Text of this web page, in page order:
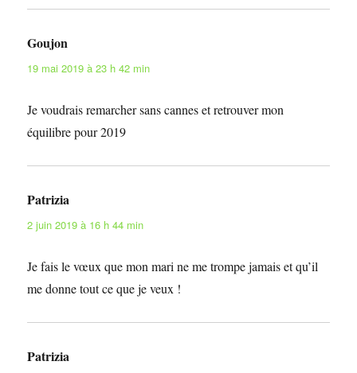
Goujon
19 mai 2019 à 23 h 42 min
Je voudrais remarcher sans cannes et retrouver mon
équilibre pour 2019
Patrizia
2 juin 2019 à 16 h 44 min
Je fais le vœux que mon mari ne me trompe jamais et qu’il
me donne tout ce que je veux !
Patrizia